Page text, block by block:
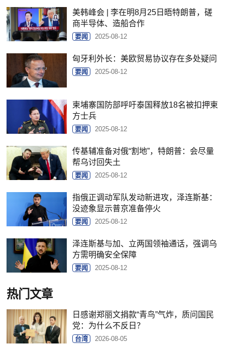
美韩峰会 | 李在明8月25日晤特朗普，磋
商半导体、造船合作
要闻 2025-08-12
匈牙利外长：美欧贸易协议存在多处疑问
要闻 2025-08-12
柬埔寨国防部呼吁泰国释放18名被扣押柬
方士兵
要闻 2025-08-12
传基辅准备对俄“割地”，特朗普：会尽量
帮乌讨回失土
要闻 2025-08-12
指俄正调动军队发动新进攻，泽连斯基：
没迹象显示普京准备停火
要闻 2025-08-12
泽连斯基与加、立两国领袖通话，强调乌
方需明确安全保障
要闻 2025-08-12
热门文章
日感谢郑丽文捐款“青鸟”气炸，质问国民
党：为什么不反日？
台湾 2026-08-05